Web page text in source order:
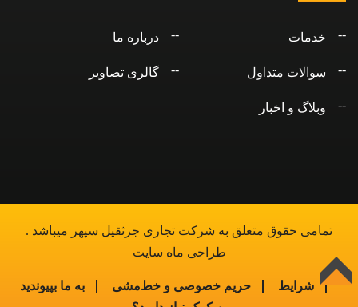
خدمات درباره ما
سوالات متداول گالری تصاویر
وبلاگ و اخبار
تمامی حقوق متعلق به شرکت تجاری جرثقیل سپهر میباشد .
طراحی ماه سایت
شرایط حریم خصوصی و خط‌مشی
به ما بپیوندید